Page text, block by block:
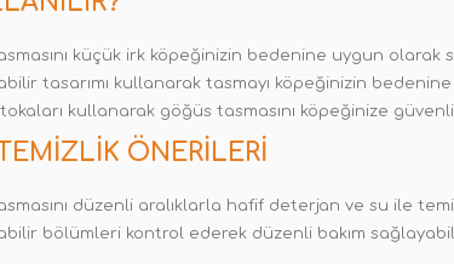
küçük irk köpeğinizin bedenine uygun olarak
tasarımı kullanarak tasmayı köpeğinizin
kullanarak göğüs tasmasını köpeğinize
ÖNERILERI
düzenli aralıklarla hafif deterjan ve su ile
bölümleri kontrol ederek düzenli bakım